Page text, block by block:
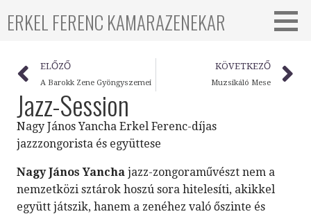
ERKEL FERENC KAMARAZENEKAR
ELŐZŐ
A Barokk Zene Gyöngyszemei
KÖVETKEZŐ
Muzsikáló Mese
Jazz-Session
Nagy János Yancha Erkel Ferenc-díjas
jazzzongorista és együttese
Nagy János Yancha jazz-zongoraművészt nem a
nemzetközi sztárok hoszú sora hitelesíti, akikkel
együtt játszik, hanem a zenéhez való őszinte és